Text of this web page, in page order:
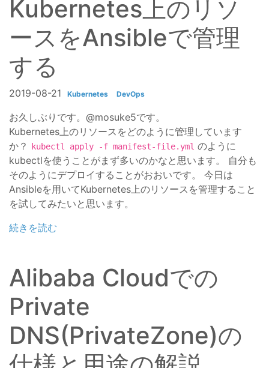
Kubernetes上のリソ
ースをAnsibleで管理
する
2019-08-21 Kubernetes DevOps
お久しぶりです。@mosuke5です。
Kubernetes上のリソースをどのように管理しています
か？
kubectl apply -f manifest-file.yml のように
kubectlを使うことがまず多いのかなと思います。 自分も
そのようにデプロイすることがおおいです。 今日は
Ansibleを用いてKubernetes上のリソースを管理すること
を試してみたいと思います。
続きを読む
Alibaba Cloudでの
Private
DNS(PrivateZone)の